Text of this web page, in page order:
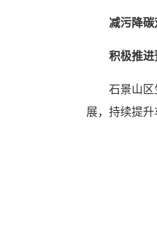
减污降
积极推进
石景山区
展，持续提